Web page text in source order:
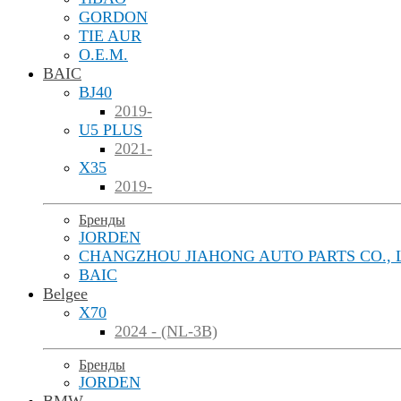
GORDON
TIE AUR
O.E.M.
BAIC
BJ40
2019-
U5 PLUS
2021-
X35
2019-
Бренды
JORDEN
CHANGZHOU JIAHONG AUTO PARTS CO.,
BAIC
Belgee
X70
2024 - (NL-3B)
Бренды
JORDEN